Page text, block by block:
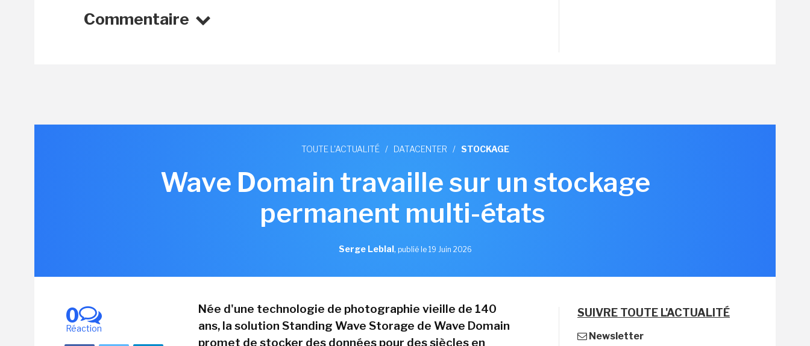
Commentaire
TOUTE L'ACTUALITÉ / DATACENTER / STOCKAGE
Wave Domain travaille sur un stockage
permanent multi-états
Serge Leblal, publié le 19 Juin 2026
0
Réaction
Née d'une technologie de photographie vieille de 140
ans, la solution Standing Wave Storage de Wave Domain
promet de stocker des données pour des siècles en
SUIVRE TOUTE L'ACTUALITÉ
Newsletter